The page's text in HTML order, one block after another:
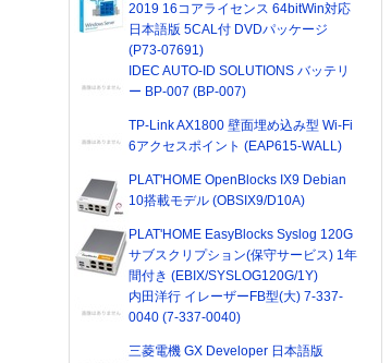
2019 16コアライセンス 64bitWin対応
日本語版 5CAL付 DVDパッケージ
(P73-07691)
IDEC AUTO-ID SOLUTIONS バッテリ
ー BP-007 (BP-007)
TP-Link AX1800 壁面埋め込み型 Wi-Fi
6アクセスポイント (EAP615-WALL)
PLAT'HOME OpenBlocks IX9 Debian
10搭載モデル (OBSIX9/D10A)
PLAT'HOME EasyBlocks Syslog 120G
サブスクリプション(保守サービス) 1年
間付き (EBIX/SYSLOG120G/1Y)
内田洋行 イレーザーFB型(大) 7-337-
0040 (7-337-0040)
三菱電機 GX Developer 日本語版